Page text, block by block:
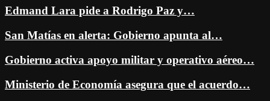
Edmand Lara pide a Rodrigo Paz y…
San Matías en alerta: Gobierno apunta al…
Gobierno activa apoyo militar y operativo aéreo…
Ministerio de Economía asegura que el acuerdo…